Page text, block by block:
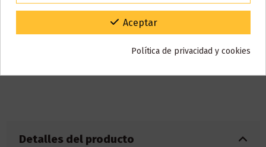
Detalles del producto
Gracias por tu paciencia y por seguir confiando en nosotros.
Aceptar
Política de privacidad y cookies